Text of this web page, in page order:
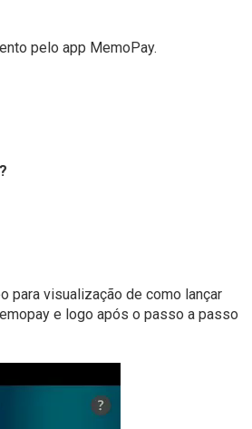
pelo app MemoPay.
para visualização de como lançar
e logo após o passo a passo